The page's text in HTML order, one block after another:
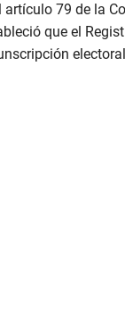
artículo 79 de la
que el